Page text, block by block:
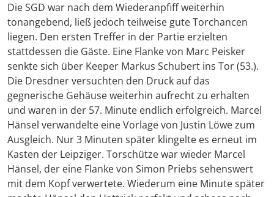
Die SGD war nach dem Wiederanpfiff weiterhin
tonangebend, ließ jedoch teilweise gute Torchancen
liegen. Den ersten Treffer in der Partie erzielten
stattdessen die Gäste. Eine Flanke von Marc Peisker
senkte sich über Keeper Markus Schubert ins Tor (53.).
Die Dresdner versuchten den Druck auf das
gegnerische Gehäuse weiterhin aufrecht zu erhalten
und waren in der 57. Minute endlich erfolgreich. Marcel
Hänsel verwandelte eine Vorlage von Justin Löwe zum
Ausgleich. Nur 3 Minuten später klingelte es erneut im
Kasten der Leipziger. Torschütze war wieder Marcel
Hänsel, der eine Flanke von Simon Priebs sehenswert
mit dem Kopf verwertete. Wiederum eine Minute später